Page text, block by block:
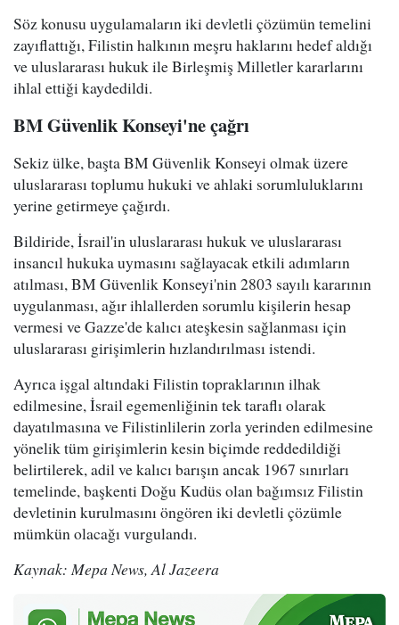
Söz konusu uygulamaların iki devletli çözümün temelini
zayıflattığı, Filistin halkının meşru haklarını hedef aldığı
ve uluslararası hukuk ile Birleşmiş Milletler kararlarını
ihlal ettiği kaydedildi.
BM Güvenlik Konseyi'ne çağrı
Sekiz ülke, başta BM Güvenlik Konseyi olmak üzere
uluslararası toplumu hukuki ve ahlaki sorumluluklarını
yerine getirmeye çağırdı.
Bildiride, İsrail'in uluslararası hukuk ve uluslararası
insancıl hukuka uymasını sağlayacak etkili adımların
atılması, BM Güvenlik Konseyi'nin 2803 sayılı kararının
uygulanması, ağır ihlallerden sorumlu kişilerin hesap
vermesi ve Gazze'de kalıcı ateşkesin sağlanması için
uluslararası girişimlerin hızlandırılması istendi.
Ayrıca işgal altındaki Filistin topraklarının ilhak
edilmesine, İsrail egemenliğinin tek taraflı olarak
dayatılmasına ve Filistinlilerin zorla yerinden edilmesine
yönelik tüm girişimlerin kesin biçimde reddedildiği
belirtilerek, adil ve kalıcı barışın ancak 1967 sınırları
temelinde, başkenti Doğu Kudüs olan bağımsız Filistin
devletinin kurulmasını öngören iki devletli çözümle
mümkün olacağı vurgulandı.
Kaynak: Mepa News, Al Jazeera